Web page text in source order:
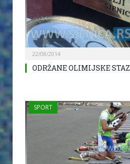
22/08/2014
ODRŽANE OLIMIJSKE
SPORT